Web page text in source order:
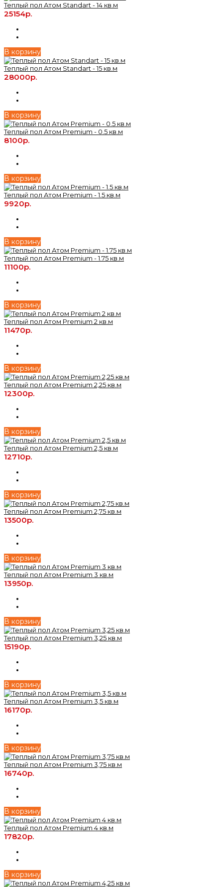
Теплый пол Атом Standart - 14 кв.м
25154р.
В корзину
Теплый пол Атом Standart - 15 кв.м
28000р.
В корзину
Теплый пол Атом Premium - 0.5 кв.м
8100р.
В корзину
Теплый пол Атом Premium - 1.5 кв.м
9920р.
В корзину
Теплый пол Атом Premium - 1.75 кв.м
11100р.
В корзину
Теплый пол Атом Premium 2 кв.м
11470р.
В корзину
Теплый пол Атом Premium 2,25 кв.м
12300р.
В корзину
Теплый пол Атом Premium 2,5 кв.м
12710р.
В корзину
Теплый пол Атом Premium 2,75 кв.м
13500р.
В корзину
Теплый пол Атом Premium 3 кв.м
13950р.
В корзину
Теплый пол Атом Premium 3,25 кв.м
15190р.
В корзину
Теплый пол Атом Premium 3,5 кв.м
16170р.
В корзину
Теплый пол Атом Premium 3,75 кв.м
16740р.
В корзину
Теплый пол Атом Premium 4 кв.м
17820р.
В корзину